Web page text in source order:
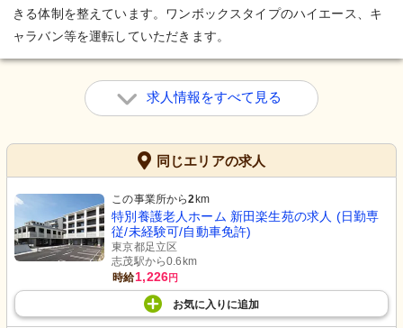
きる体制を整えています。ワンボックスタイプのハイエース、キ
ャラバン等を運転していただきます。
求人情報をすべて見る
同じエリアの求人
この事業所から2 km
特別養護老人ホーム 新田楽生苑の求人 (日勤専
従/未経験可/自動車免許)
東京都足立区
志茂駅から0.6km
時給1,226円
お気に入り に追加